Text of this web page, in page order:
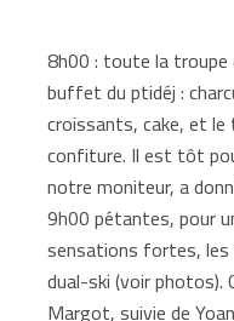
8h00 : toute la troupe
buffet du ptidéj :
croissants, cake, et
confiture. Il est tôt
notre moniteur, a
9h00 pétantes, pour
sensations fortes, les
dual-ski (voir photos).
Margot, suivie de